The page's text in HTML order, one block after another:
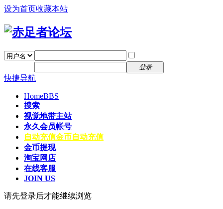
设为首页收藏本站
登录
快捷导航
HomeBBS
搜索
视觉地带主站
永久会员帐号
自动充值金币自动充值
金币提现
淘宝网店
在线客服
JOIN US
请先登录后才能继续浏览